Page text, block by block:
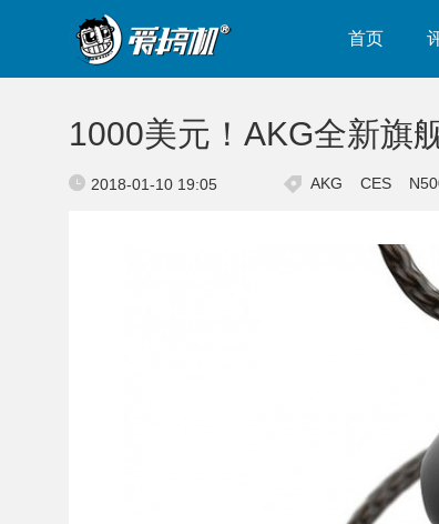
首页
1000美元！AKG全新旗
2018-01-10 19:05 AKG CES